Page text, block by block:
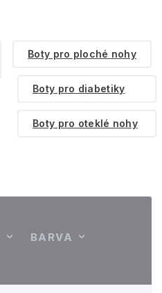
Boty pro ploché nohy
Boty pro diabetiky
Boty pro oteklé nohy
BARVA